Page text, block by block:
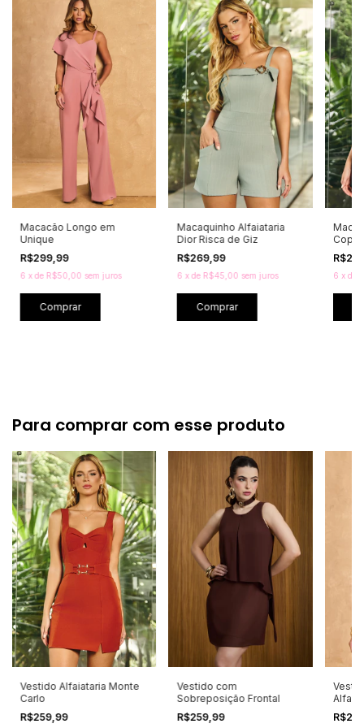
Macacão Longo em
Unique
R$299,99
6 xde R$50,00 sem juros
Comprar
Macaquinho Alfaiataria
Dior Risca de Giz
R$269,99
6 xde R$45,00 sem juros
Comprar
6 x de
Para comprar com esse produto
Vestido Alfaiataria Monte
Carlo
R$259,99
Vestido com
Sobreposição Frontal
R$259,99